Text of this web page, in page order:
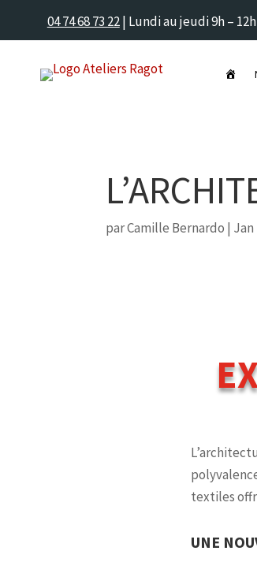
04 74 68 73 22| Lundi au jeudi 9h –
E
L
parCamille Bernardo | Jan
textiles
UNE